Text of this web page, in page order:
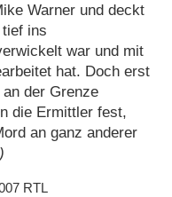
Warner und deckt
ins
war und mit
hat. Doch erst
der Grenze
die Ermittler fest,
an ganz anderer
RTL